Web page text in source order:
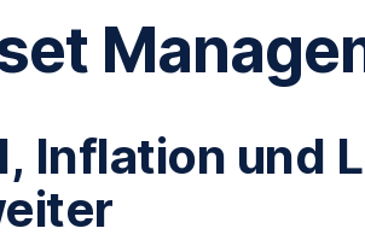
Inflation und